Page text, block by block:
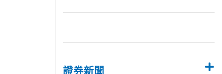
證券新聞